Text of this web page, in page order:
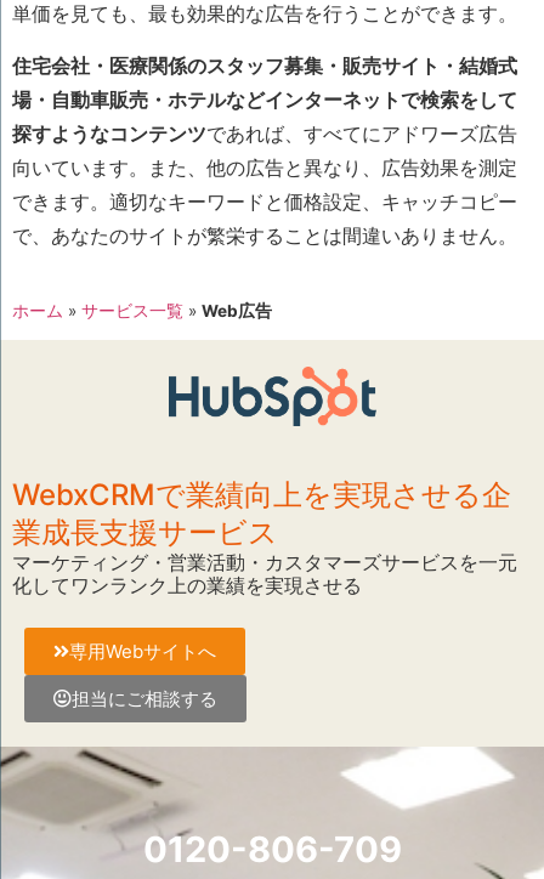
単価を見ても、最も効果的な広告を行うことができます。
住宅会社・医療関係のスタッフ募集・販売サイト・結婚式
場・自動車販売・ホテルなどインターネットで検索をして
探すようなコンテンツであれば、すべてにアドワーズ広告
向いています。また、他の広告と異なり、広告効果を測定
できます。適切なキーワードと価格設定、キャッチコピー
で、あなたのサイトが繁栄することは間違いありません。
ホーム » サービス一覧 » Web広告
WebxCRMで業績向上を実現させる企
業成長支援サービス
マーケティング・営業活動・カスタマーズサービスを一元
化してワンランク上の業績を実現させる
専用Webサイトへ
担当にご相談する
0120-806-709